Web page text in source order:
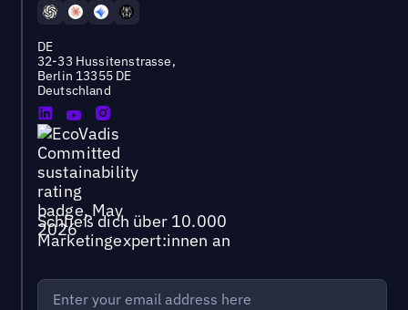
DE
32-33 Hussitenstrasse,
Berlin 13355 DE
Deutschland
Schließ dich über 10.000
Marketingexpert:innen an